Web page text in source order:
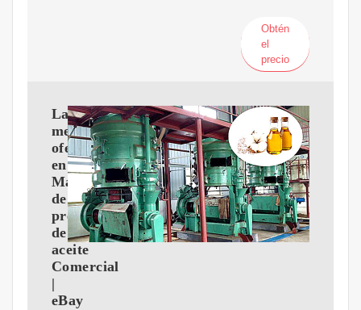
Obtén
el
precio
Las
mejores
ofertas
en
Máquinas
de
prensa
de
aceite
Comercial
|
eBay